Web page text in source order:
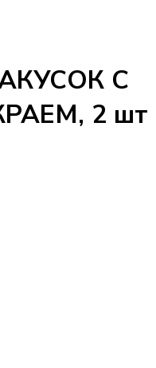
С
2 шт